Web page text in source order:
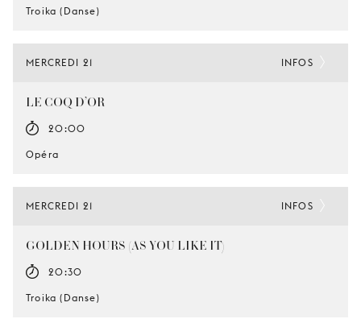
Troika (Danse)
MERCREDI 21
LE COQ D’OR
20:00
Opéra
INFOS
MERCREDI 21
GOLDEN HOURS (AS YOU LIKE IT)
20:30
Troika (Danse)
INFOS